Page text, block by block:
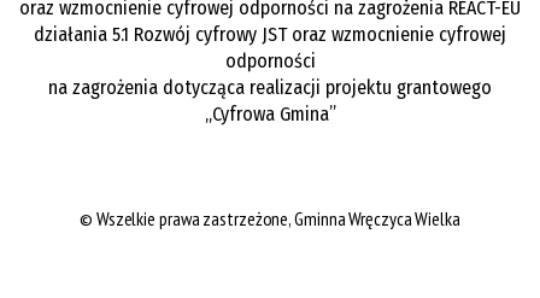
oraz wzmocnienie cyfrowej odporności na zagrożenia REACT-EU
działania 5.1 Rozwój cyfrowy JST oraz wzmocnienie cyfrowej
odporności
na zagrożenia dotycząca realizacji projektu grantowego
„Cyfrowa Gmina”
© Wszelkie prawa zastrzeżone,Gminna Wręczyca Wielka